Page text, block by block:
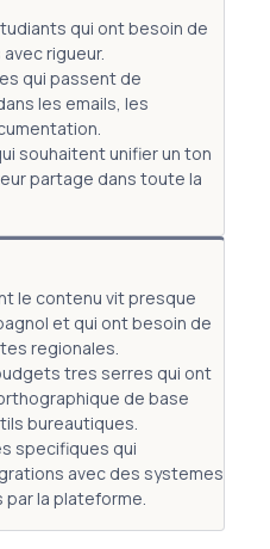
qui ont besoin de
rigueur.
qui passent de
les emails, les
souhaitent unifier un ton
partage dans toute la
le contenu vit presque
et qui ont besoin de
regionales.
tres serres qui ont
de base
bureautiques.
specifiques qui
avec des systemes
la plateforme.